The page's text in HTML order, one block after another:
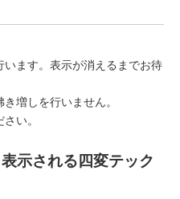
います。表示が消えるまでお待
増しを行いません。
い。
示される四変テック